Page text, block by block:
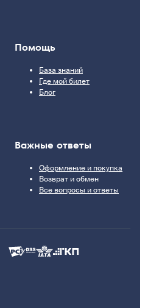
Помощь
База знаний
Где мой билет
Блог
Важные ответы
Оформление и покупка
Возврат и обмен
Все вопросы и ответы